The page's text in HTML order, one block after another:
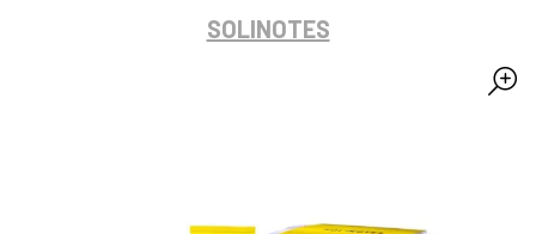
SOLINOTES